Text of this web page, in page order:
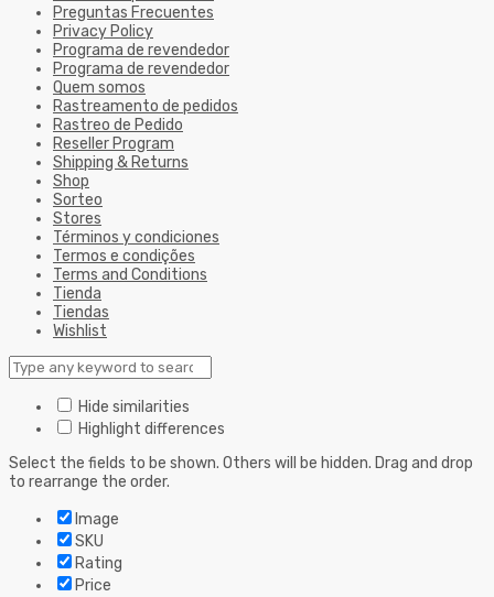
Preguntas Frecuentes
Privacy Policy
Programa de revendedor
Programa de revendedor
Quem somos
Rastreamento de pedidos
Rastreo de Pedido
Reseller Program
Shipping & Returns
Shop
Sorteo
Stores
Términos y condiciones
Termos e condições
Terms and Conditions
Tienda
Tiendas
Wishlist
Hide similarities
Highlight differences
Select the fields to be shown. Others will be hidden. Drag and drop
to rearrange the order.
Image
SKU
Rating
Price